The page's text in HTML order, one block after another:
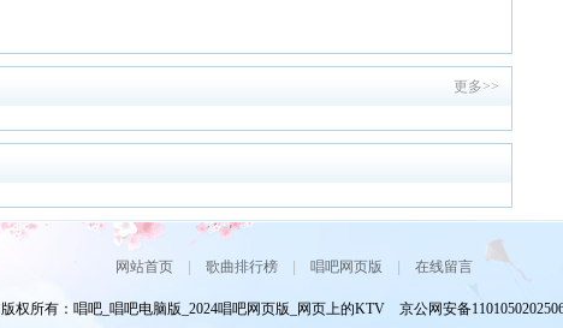
更多>>
网站首页| 歌曲排行榜| 唱吧网页版 在线留言
版权所有：唱吧_唱吧电脑版_2024唱吧网页版_网页上的KTV 京公网安备